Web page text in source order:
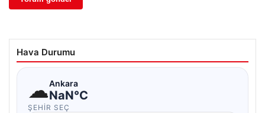
Hava Durumu
☁Ankara
NaN°C
ŞEHIR SEÇ